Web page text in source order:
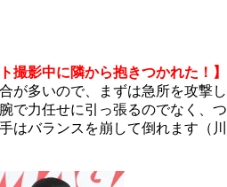
撮影中に隣から抱きつかれた！】
が多いので、まずは急所を攻撃し
で力任せに引っ張るのでなく、つ
はバランスを崩して倒れます（川